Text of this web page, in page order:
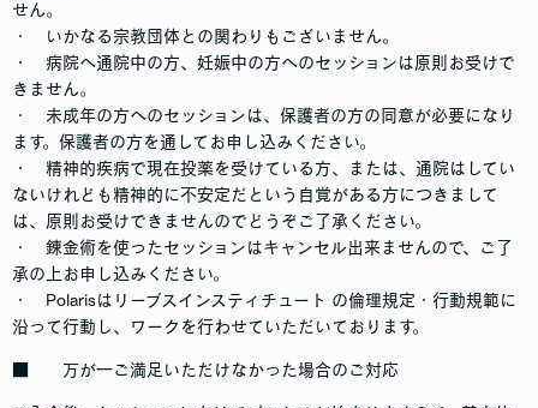
せん。
・ いかなる宗教団体との関わりもございません。
・ 病院へ通院中の方、妊娠中の方へのセッションは原則お受けで
きません。
・ 未成年の方へのセッションは、保護者の方の同意が必要になり
ます。保護者の方を通してお申し込みください。
・ 精神的疾病で現在投薬を受けている方、または、通院はしてい
ないけれども精神的に不安定だという自覚がある方につきまして
は、原則お受けできませんのでどうぞご了承ください。
・ 錬金術を使ったセッションはキャンセル出来ませんので、ご了
承の上お申し込みください。
・ Polarisはリーブスインスティチュート の倫理規定・行動規範に
沿って行動し、ワークを行わせていただいております。
■ 万が一ご満足いただけなかった場合のご対応